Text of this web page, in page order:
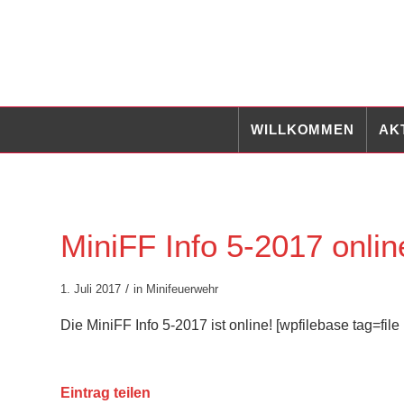
WILLKOMMEN
MiniFF Info 5-2017
1. Juli 2017 / in Minifeuerwehr
Die MiniFF Info 5-2017 ist online! [wpfilebase tag=file
Eintrag teilen